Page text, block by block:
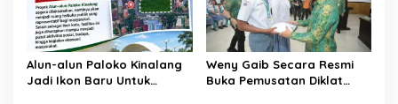
p
o
s
Alun-alun Paloko Kinalang
Jadi Ikon Baru Untuk
Weny Gaib Secara Resmi
Buka Pemusatan Diklat